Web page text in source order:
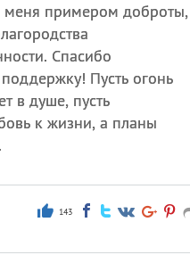
меня примером доброты,
Спасибо
Пусть огонь
в душе, пусть
к жизни, а планы
143